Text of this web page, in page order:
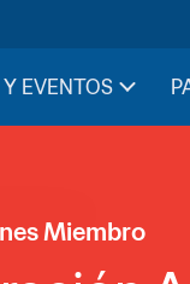
EVENTOS
Miembro